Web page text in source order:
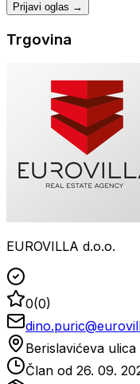
Prijavi oglas →
Trgovina
EUROVILLA d.o.o.
0(0)
Berislavićeva
Član od 26. 09.